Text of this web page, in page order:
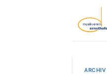
ARCHIV